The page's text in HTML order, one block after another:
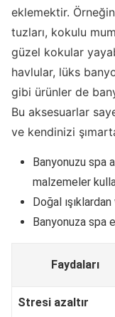
eklemektir.
tuzları, kokulu
güzel kokular
havlular, lüks
gibi ürünler de
Bu aksesuarlar
ve kendinizi
Banyonuzu spa
malzemeler
Doğal
Banyonuza spa
Faydaları
Stresi azaltır